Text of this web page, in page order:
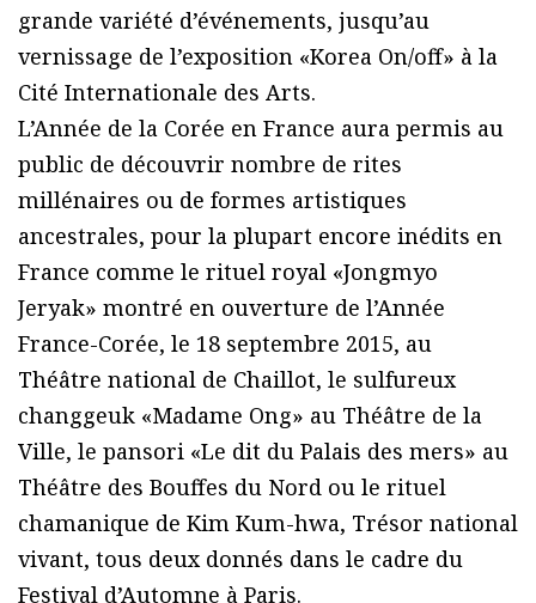
grande variété d’événements, jusqu’au
vernissage de l’exposition «Korea On/off» à la
Cité Internationale des Arts.
L’Année de la Corée en France aura permis au
public de découvrir nombre de rites
millénaires ou de formes artistiques
ancestrales, pour la plupart encore inédits en
France comme le rituel royal «Jongmyo
Jeryak» montré en ouverture de l’Année
France-Corée, le 18 septembre 2015, au
Théâtre national de Chaillot, le sulfureux
changgeuk «Madame Ong» au Théâtre de la
Ville, le pansori «Le dit du Palais des mers» au
Théâtre des Bouffes du Nord ou le rituel
chamanique de Kim Kum-hwa, Trésor national
vivant, tous deux donnés dans le cadre du
Festival d’Automne à Paris.